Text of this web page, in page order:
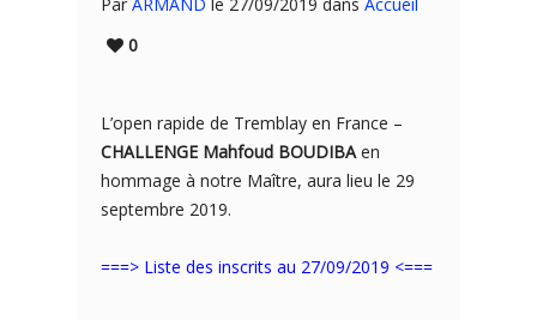
0
L’open rapide de Tremblay en France –
CHALLENGE Mahfoud BOUDIBAen
hommage à notre Maître, aura lieu le 29
septembre 2019.
===> Liste des inscrits au 27/09/2019 <===